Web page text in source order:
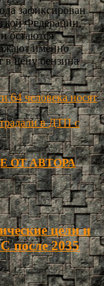
зафиксирован
Федерации,
остаются
именно
в цену бензина
64 человека носят
в ДТП с
ОТ АВТОРА
цели и
после 2035